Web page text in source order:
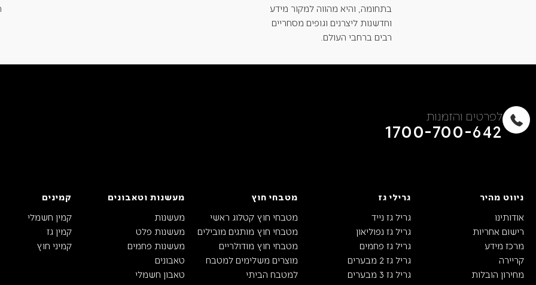
בתחומה, והיא מהווה למקור מידע
וחדשנות ליצרנים וגופים מסחריים
רבים ברחבי העולם.
לפרטים והזמנות
1700-700-642
ניווט מהיר
אודותינו
רישום אחריות
מרכז מידע
קריירה
מחירון הובלות
גרילי גז
גריל גז נייד
גריל גז נפוליאון
גריל גז פחמים
גריל גז 2 מבערים
גריל גז 3 מבערים
מטבחי חוץ
מטבחי חוץ קטלוג ראשי
מטבחי חוץ מותגים מובילים
מטבחי חוץ מודולריים
מוצרים משלימים למטבח
למטבח הביתי
מעשנות וטאבונים
מעשנות
מעשנות פלט
מעשנות פחמים
טאבונים
טאבון חשמלי
קמינים
קמין חשמלי
קמין גז
קמיני חוץ